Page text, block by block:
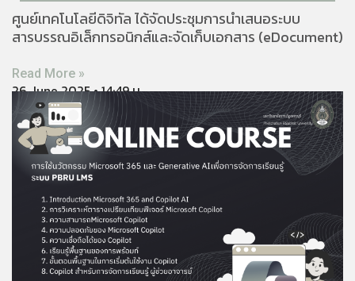
ศูนย์เทคโนโลยีดิจิทัล ได้จัดประชุมการนำเสนอระบบ
สารบรรณอิเล็กทรอนิกส์และจัดเก็บเอกสาร (eDocument)
Read More »
26 June 2025 14:49 น.